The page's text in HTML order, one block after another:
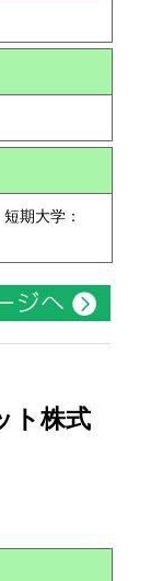
期大学：
ト株式